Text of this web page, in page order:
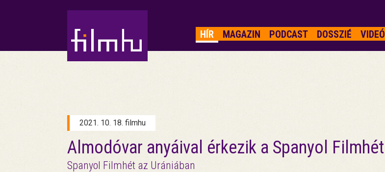
HÍR MAGAZIN PODCAST DOSSZIÉ VIDEÓ
2021. 10. 18. filmhu
Almodóvar anyáival érkezik a Spanyol Filmhét
Spanyol Filmhét az Urániában